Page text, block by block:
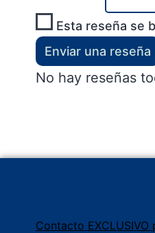
Esta reseña se
Enviar una reseña
No hay reseñas
Contacto